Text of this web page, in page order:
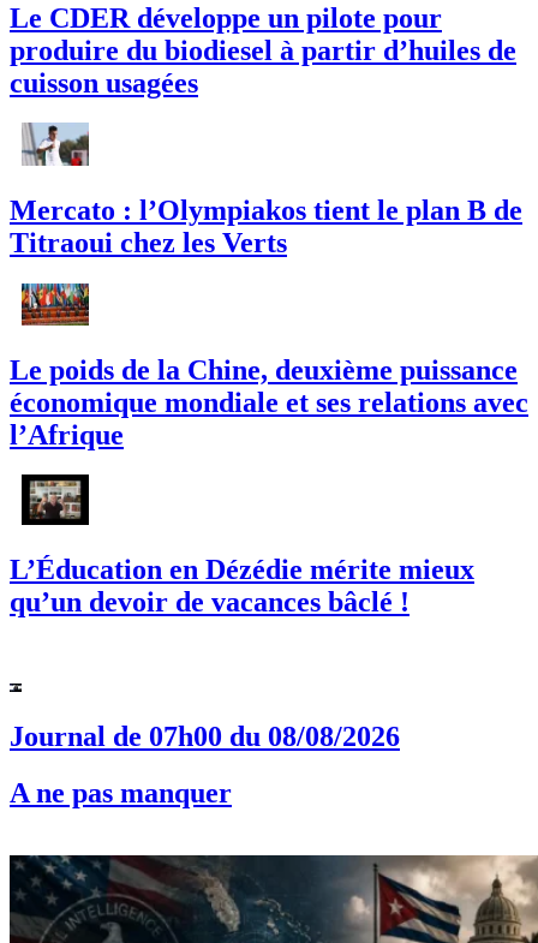
Le CDER développe un pilote pour
produire du biodiesel à partir d’huiles de
cuisson usagées
Mercato : l’Olympiakos tient le plan B de
Titraoui chez les Verts
Le poids de la Chine, deuxième puissance
économique mondiale et ses relations avec
l’Afrique
L’Éducation en Dézédie mérite mieux
qu’un devoir de vacances bâclé !
Journal de 07h00 du 08/08/2026
A ne pas manquer